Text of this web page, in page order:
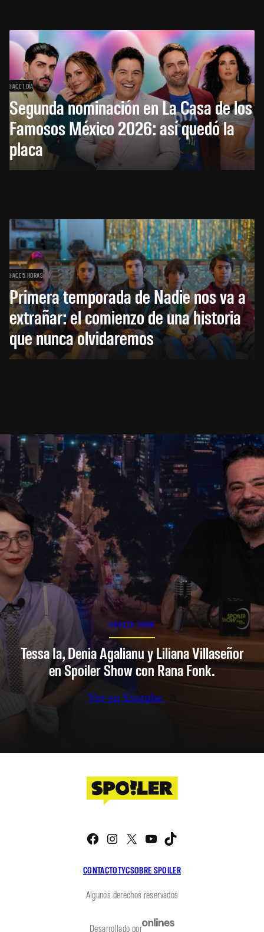
HACE 1 DÍA
Segunda nominación en La Casa de los
Famosos México 2026: así quedó la
placa
HACE 5 HORAS
Primera temporada de Nadie nos va a
extrañar: el comienzo de una historia
que nunca olvidaremos
SPOILER SHOW
Tessa Ia, Denia Agalianu y Liliana Villaseñor
en Spoiler Show con Rana Fonk.
Ver en Youtube
CONTACTOTYCSOBRE SPOILER
Facebook
Instagram
X YouTube
Algunos derechos reservados
Desarrollado por